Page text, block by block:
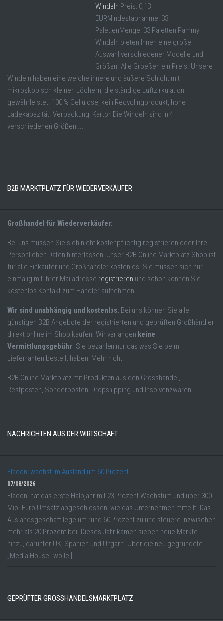
Windeln Preis: 0,13
EURMindestabnahme: 33
PalettenMenge: 33 Paletten Pammy
Windeln bieten Ihnen eine große
Auswahl verschiedener Modelle und
Größen. Alle Groeßen ein Preis. Unsere
Windeln haben eine weiche innere und äußere Schicht mit
mikroskopisch kleinen Löchern, die ständige Luftzirkulation
gewährleistet. 100 % Cellulose, kein Recyclingprodukt, hohe
Ladekapazität. Verpackung: Karton Die Windeln sind in 4
verschiedenen Größen ...
B2B MARKTPLATZ FÜR WIEDERVERKÄUFER
Großhandel für Wiederverkäufer:
Bei uns müssen Sie sich nicht kostenpflichtig registrieren oder Ihre
Persönlichen Daten hinterlassen! Unser B2B Online Marktplatz Shop ist
für alle Einkäufer und Großhändler kostenlos. Sie müssen sich nur
einmalig mit Ihrer Mailadresse registrieren und schon können Sie
kostenlos Kontakt zum Händler aufnehmen.
Wir sind unabhängig und kostenlos. Bei uns können Sie alle
günstigen B2B Angebote der registrierten und geprüften Großhändler
direkt online im Shop kaufen. Wir verlangen keine
Vermittlungsgebühr. Sie bezahlen nur das was Sie beim
Lieferranten bestellt haben! Mehr nicht.
B2B Online Marktplatz mit Produkten aus den Grosshandel,
Restposten, Sonderposten, Dropshipping und Insolvenzwaren.
NACHRICHTEN AUS DER WIRTSCHAFT
Flaconi wächst im Ausland um 60 Prozent
07/08/2026
Flaconi hat das erste Halbjahr mit 23 Prozent Wachstum und über 300
Mio. Euro Umsatz abgeschlossen, wie das Unternehmen mitteilt. Das
Auslandsgeschäft lege um rund 60 Prozent zu und steuere inzwischen
mehr als 20 Prozent bei. Dieses Jahr kämen sieben neue Märkte
hinzu, darunter UK, Spanien und Ungarn. Über die neu gegründete
„Media House“ wolle […]
GEPRÜFTER GROSSHANDELSMARKTPLATZ